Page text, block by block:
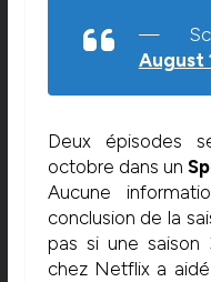
—
August
Deux épisodes
octobre dans un
Aucune
conclusion de la
pas si une saison
chez Netflix a